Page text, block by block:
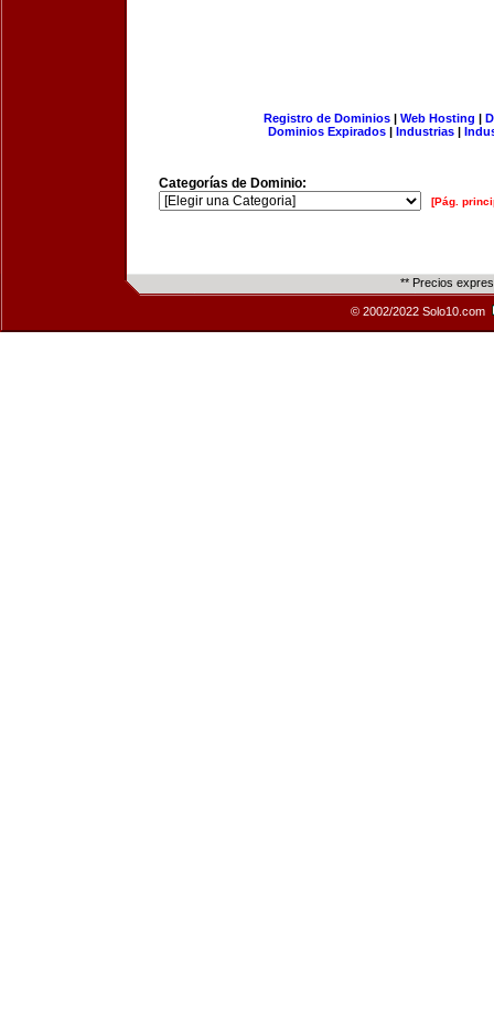
Registro de Dominios| Web Hosting |
Dominios Expirados | Industrias |
Categorías de Dominio:
[Pág.
** Precios
© 2002/2022 Solo10.com